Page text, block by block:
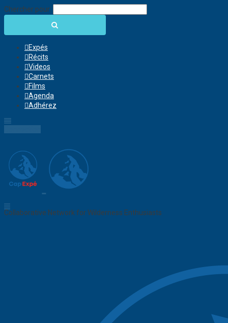
Chercher pour:
Expés
Récits
Videos
Carnets
Films
Agenda
Adhérez
Collaborative Network for Wilderness Enthusiasts